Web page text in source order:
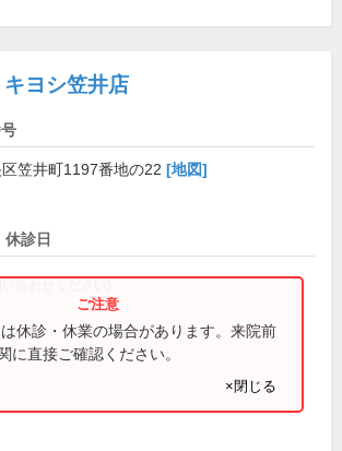
ヨシ笠井店
笠井町1197番地の22 [地図]
診日
合わせください)
休診・休業の場合があります。来院前
に直接ご確認ください。
×閉じる